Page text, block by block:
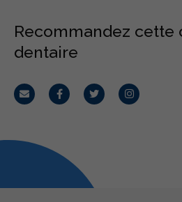
Recommandez cette
dentaire
CourrielFacebookTwitterInstagram